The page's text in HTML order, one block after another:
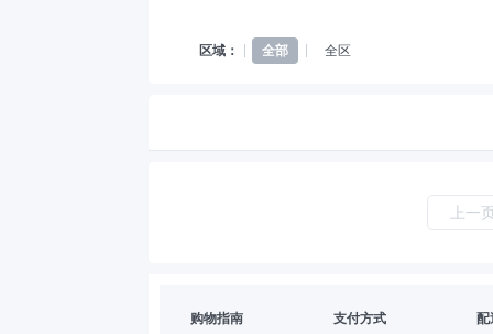
区域： 全部 全区
上一
购物指南
支付方式
配